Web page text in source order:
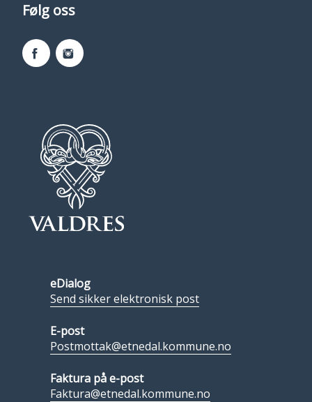
Følg oss
FacebookInstagram
eDialog
Send sikker elektronisk post
E-post
Postmottak@etnedal.kommune.no
Faktura på e-post
Faktura@etnedal.kommune.no